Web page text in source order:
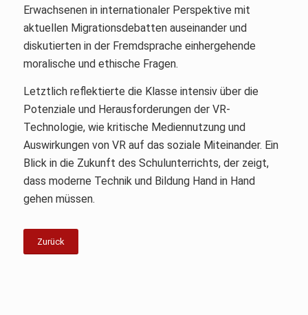
Erwachsenen in internationaler Perspektive mit
aktuellen Migrationsdebatten auseinander und
diskutierten in der Fremdsprache einhergehende
moralische und ethische Fragen.
Letztlich reflektierte die Klasse intensiv über die
Potenziale und Herausforderungen der VR-
Technologie, wie kritische Mediennutzung und
Auswirkungen von VR auf das soziale Miteinander. Ein
Blick in die Zukunft des Schulunterrichts, der zeigt,
dass moderne Technik und Bildung Hand in Hand
gehen müssen.
Zurück